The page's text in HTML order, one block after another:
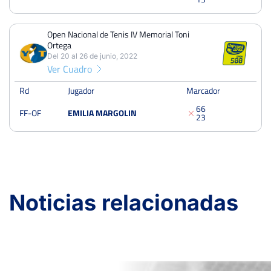
Open Nacional de Tenis IV Memorial Toni
Ortega
Del 20 al 26 de junio, 2022
Ver Cuadro
Rd Jugador
Marcador
FF-OF
EMILIA MARGOLIN 6
2
6
3
Noticias relacionadas